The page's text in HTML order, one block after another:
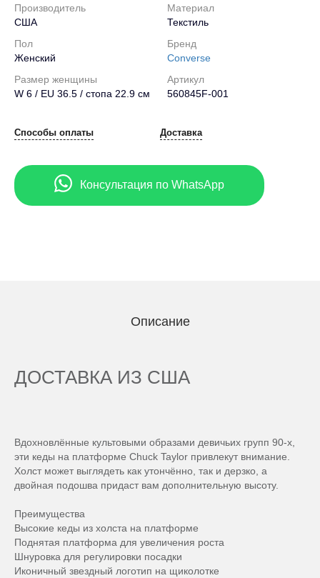
Производитель
США
Материал
Текстиль
Пол
Женский
Бренд
Converse
Размер женщины
W 6 / EU 36.5 / стопа 22.9 см
Артикул
560845F-001
Способы оплаты Доставка
Консультация по WhatsApp
Описание
ДОСТАВКА ИЗ США
Вдохновлённые культовыми образами девичьих групп 90-х,
эти кеды на платформе Chuck Taylor привлекут внимание.
Холст может выглядеть как утончённо, так и дерзко, а
двойная подошва придаст вам дополнительную высоту.
Преимущества
Высокие кеды из холста на платформе
Поднятая платформа для увеличения роста
Шнуровка для регулировки посадки
Иконичный звездный логотип на щиколотке